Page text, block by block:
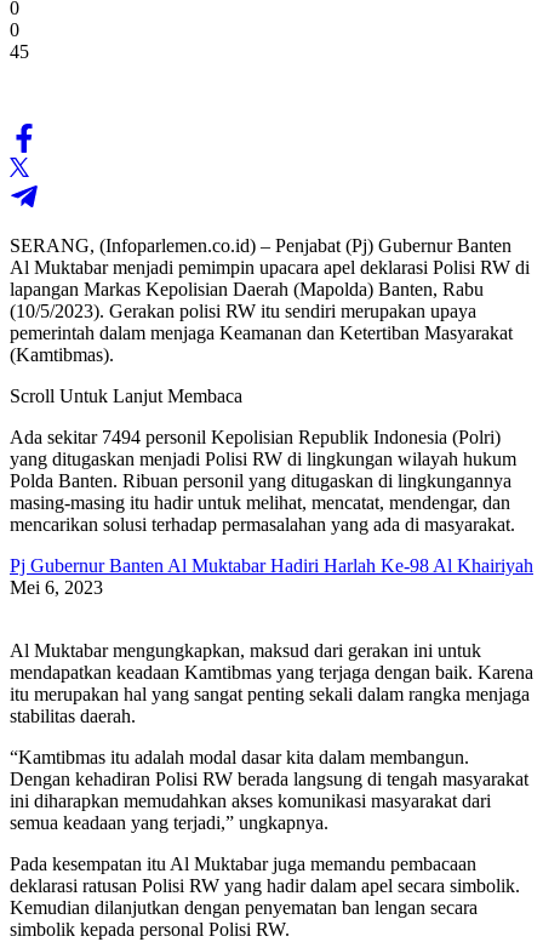
0
0
45
SERANG, (Infoparlemen.co.id) – Penjabat (Pj) Gubernur Banten
Al Muktabar menjadi pemimpin upacara apel deklarasi Polisi RW di
lapangan Markas Kepolisian Daerah (Mapolda) Banten, Rabu
(10/5/2023). Gerakan polisi RW itu sendiri merupakan upaya
pemerintah dalam menjaga Keamanan dan Ketertiban Masyarakat
(Kamtibmas).
Scroll Untuk Lanjut Membaca
Ada sekitar 7494 personil Kepolisian Republik Indonesia (Polri)
yang ditugaskan menjadi Polisi RW di lingkungan wilayah hukum
Polda Banten. Ribuan personil yang ditugaskan di lingkungannya
masing-masing itu hadir untuk melihat, mencatat, mendengar, dan
mencarikan solusi terhadap permasalahan yang ada di masyarakat.
Pj Gubernur Banten Al Muktabar Hadiri Harlah Ke-98 Al Khairiyah
Mei 6, 2023
Al Muktabar mengungkapkan, maksud dari gerakan ini untuk
mendapatkan keadaan Kamtibmas yang terjaga dengan baik. Karena
itu merupakan hal yang sangat penting sekali dalam rangka menjaga
stabilitas daerah.
“Kamtibmas itu adalah modal dasar kita dalam membangun.
Dengan kehadiran Polisi RW berada langsung di tengah masyarakat
ini diharapkan memudahkan akses komunikasi masyarakat dari
semua keadaan yang terjadi,” ungkapnya.
Pada kesempatan itu Al Muktabar juga memandu pembacaan
deklarasi ratusan Polisi RW yang hadir dalam apel secara simbolik.
Kemudian dilanjutkan dengan penyematan ban lengan secara
simbolik kepada personal Polisi RW.